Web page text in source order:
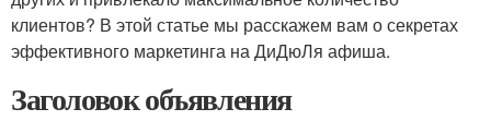
клиентов? В этой статье мы расскажем вам о секретах
эффективного маркетинга на ДиДюЛя афиша.
Заголовок объявления